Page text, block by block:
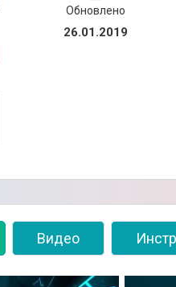
Обновлено
26.01.2019
Видео